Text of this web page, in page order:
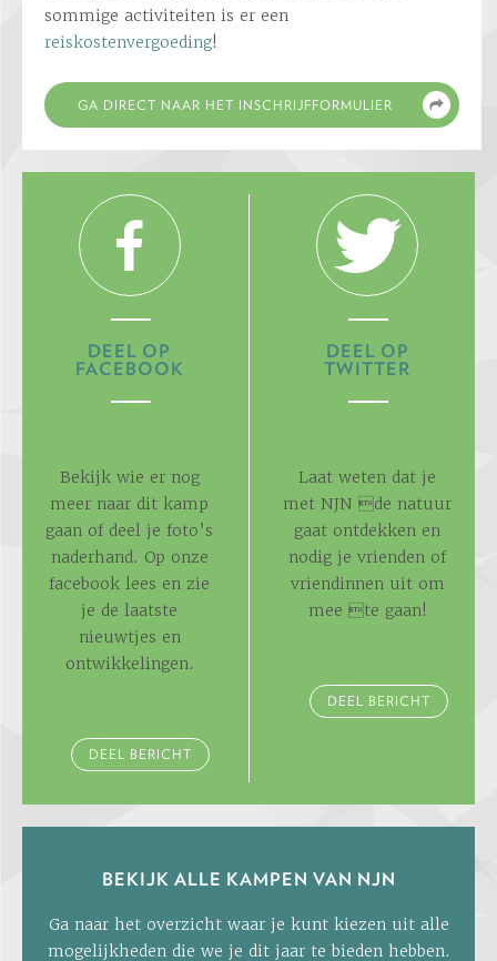
sommige activiteiten is er een
reiskostenvergoeding!
DEEL OP
FACEBOOK
Bekijk wie er nog
meer naar dit kamp
gaan of deel je foto’s
naderhand. Op onze
facebook lees en zie
je de laatste
nieuwtjes en
ontwikkelingen.
DEEL BERICHT
DEEL OP
TWITTER
Laat weten dat je
met NJN de natuur
gaat ontdekken en
nodig je vrienden of
vriendinnen uit om
mee te gaan!
DEEL BERICHT
BEKIJK ALLE KAMPEN VAN NJN
Ga naar het overzicht waar je kunt kiezen uit alle
mogelijkheden die we je dit jaar te bieden hebben.